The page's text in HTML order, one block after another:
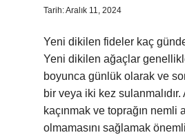
Tarih: Aralık 11, 2024
Yeni dikilen fideler kaç
Yeni dikilen ağaçlar
boyunca günlük olarak ve
bir veya iki kez sulanmalıdır.
kaçınmak ve toprağın nemli
olmamasını sağlamak